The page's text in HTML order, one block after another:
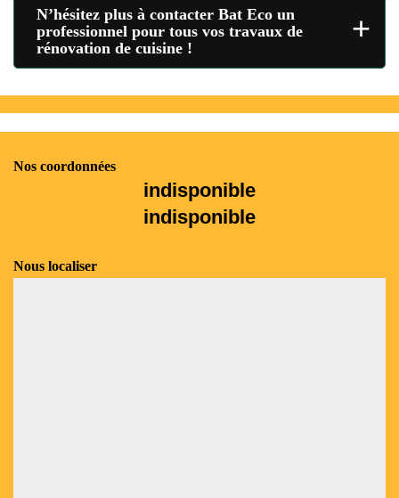
N’hésitez plus à contacter Bat Eco un
professionnel pour tous vos travaux de
rénovation de cuisine !
+
Nos coordonnées
indisponible
indisponible
Nous localiser